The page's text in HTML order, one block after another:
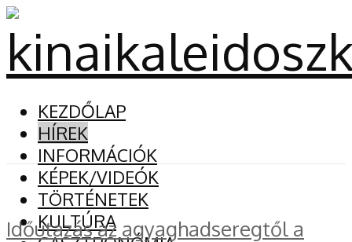
KEZDŐLAP
HÍREK
INFORMÁCIÓK
KÉPEK/VIDEÓK
TÖRTÉNETEK
KULTÚRA
Időutazás az agyaghadseregtől a